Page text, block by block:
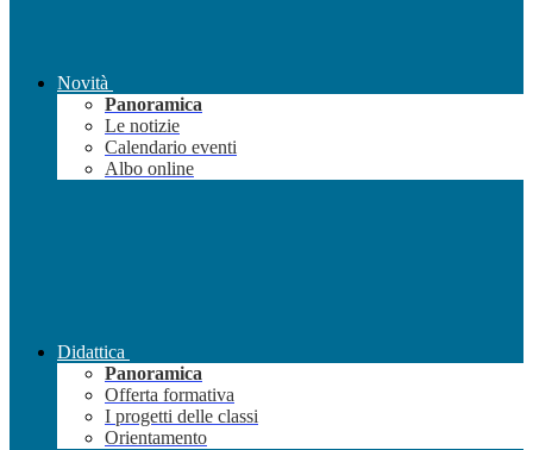
Novità
Panoramica
Le notizie
Calendario eventi
Albo online
Didattica
Panoramica
Offerta formativa
I progetti delle classi
Orientamento